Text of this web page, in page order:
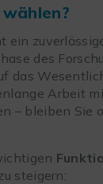
ein
des
das
Arbeit
– bleiben Sie
steigern: